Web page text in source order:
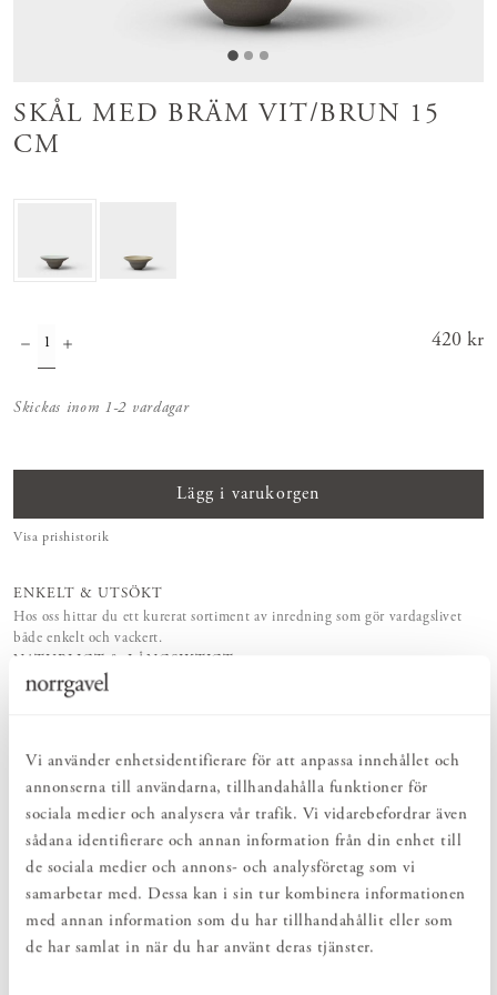
Vi använder enhetsidentifierare för att anpassa innehållet och
annonserna till användarna, tillhandahålla funktioner för
sociala medier och analysera vår trafik. Vi vidarebefordrar även
sådana identifierare och annan information från din enhet till
de sociala medier och annons- och analysföretag som vi
samarbetar med. Dessa kan i sin tur kombinera informationen
med annan information som du har tillhandahållit eller som
de har samlat in när du har använt deras tjänster.
SKÅL MED BRÄM VIT/BRUN 15
CM
Pris :
420 kr
Skickas inom 1-2 vardagar
Lägg i varukorgen
Visa prishistorik
ENKELT & UTSÖKT
Hos oss hittar du ett kurerat sortiment av inredning som gör vardagslivet
både enkelt och vackert.
Bruksföremål och inredningsdetaljer som genomgående är tillverkade av
Inredningsdetaljer som kompletterar möblerna och skapar en harmonisk
PRODUKTBESKRIVNING
Skål i antracitgrått stengods med rå utsida och glaserad insida i
halvtransparent vit glasyr. Tillverkad av Annica Gjerstad i hennes
keramikverkstad i Skänninge. Skålen har en diameter på cirka 15
cm och en höjd på cirka 5 cm. Alla mått är ungefärliga, då form